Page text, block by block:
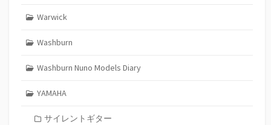
Warwick
Washburn
Washburn Nuno Models Diary
YAMAHA
サイレントギター